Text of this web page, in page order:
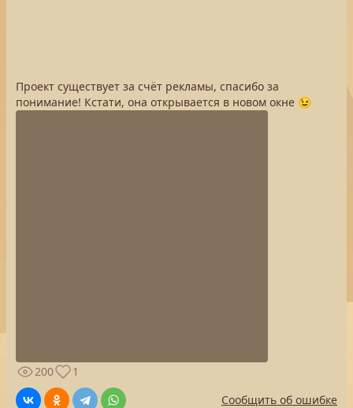
Проект существует за счёт рекламы, спасибо за
понимание! Кстати, она открывается в новом окне 😉
200
1
Сообщить об ошибке